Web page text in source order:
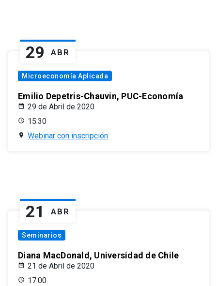
29 ABR
Microeconomía Aplicada
Emilio Depetris-Chauvin, PUC-Economía
29 de Abril de 2020
15:30
Webinar con inscripción
21 ABR
Seminarios
Diana MacDonald, Universidad de Chile
21 de Abril de 2020
17:00